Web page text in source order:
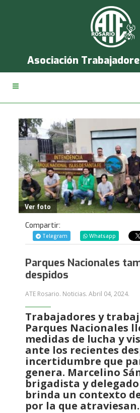
Asociación
Ver foto
Compartir:
Telegram Whatsapp
Parques Nacionales
despidos
ATE Rosario. Noticias. Abril 04, 2024.
Trabajadores y
Parques Nacionales
medidas de lucha y
ante los recientes
incertidumbre que
genera. Marcelino
brigadista y delegado
brinda un contexto
por la que atraviesan.